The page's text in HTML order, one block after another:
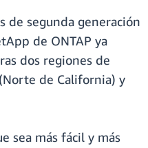
de segunda generación
de ONTAP ya
dos regiones de
de California) y
sea más fácil y más